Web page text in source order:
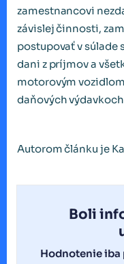
zamestnancovi
závislej činnosti,
postupovať v súlade
dani z príjmov a
motorovým
daňových
Autorom článku je
Boli
Hodnotenie iba